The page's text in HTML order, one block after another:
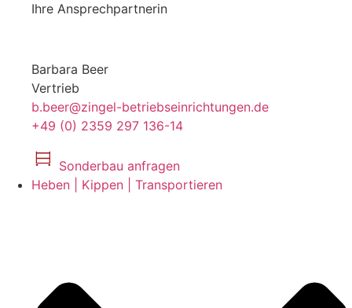
Ihre Ansprechpartnerin
Barbara Beer
Vertrieb
b.beer@zingel-betriebseinrichtungen.de
+49 (0) 2359 297 136-14
Sonderbau anfragen
Heben | Kippen | Transportieren